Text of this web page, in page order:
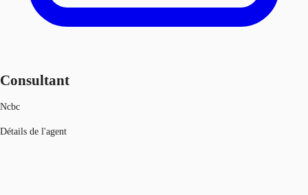
Consultant
Ncbc
Détails de l'agent